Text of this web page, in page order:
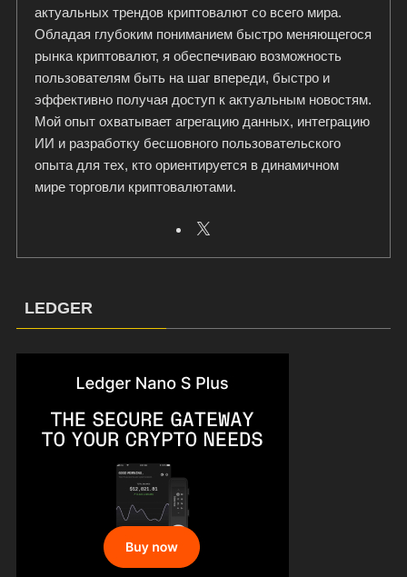
актуальных трендов криптовалют со всего мира.
Обладая глубоким пониманием быстро меняющегося
рынка криптовалют, я обеспечиваю возможность
пользователям быть на шаг впереди, быстро и
эффективно получая доступ к актуальным новостям.
Мой опыт охватывает агрегацию данных, интеграцию
ИИ и разработку бесшовного пользовательского
опыта для тех, кто ориентируется в динамичном
мире торговли криптовалютами.
LEDGER